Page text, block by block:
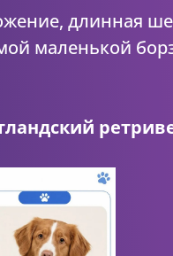
длинная
маленькой